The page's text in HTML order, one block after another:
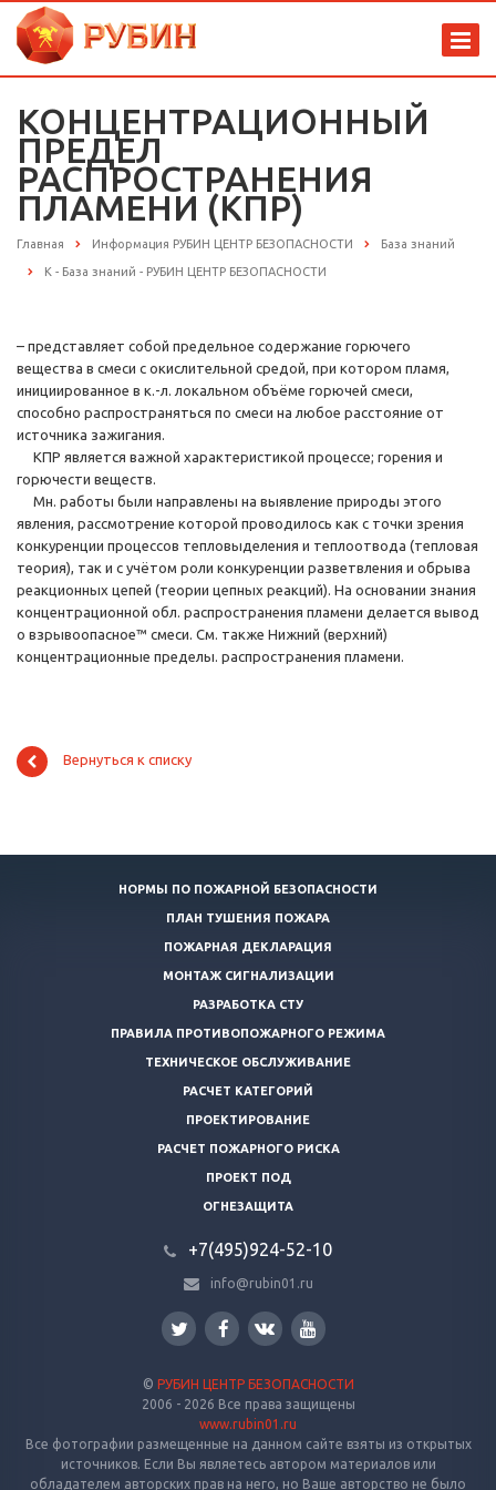
КОНЦЕНТРАЦИОННЫЙ
ПРЕДЕЛ
РАСПРОСТРАНЕНИЯ
ПЛАМЕНИ (КПР)
Главная Информация РУБИН ЦЕНТР БЕЗОПАСНОСТИ База знаний
К - База знаний - РУБИН ЦЕНТР БЕЗОПАСНОСТИ
– представляет собой предельное содержание горючего
вещества в смеси с окислительной средой, при котором пламя,
инициированное в к.-л. локальном объёме горючей смеси,
способно распространяться по смеси на любое расстояние от
источника зажигания.
КПР является важной характеристикой процессе; горения и
горючести веществ.
Мн. работы были направлены на выявление природы этого
явления, рассмотрение которой проводилось как с точки зрения
конкуренции процессов тепловыделения и теплоотвода (тепловая
теория), так и с учётом роли конкуренции разветвления и обрыва
реакционных цепей (теории цепных реакций). На основании знания
концентрационной обл. распространения пламени делается вывод
о взрывоопасное™ смеси. См. также Нижний (верхний)
концентрационные пределы. распространения пламени.
Вернуться к списку
НОРМЫ ПО ПОЖАРНОЙ БЕЗОПАСНОСТИ
ПЛАН ТУШЕНИЯ ПОЖАРА
ПОЖАРНАЯ ДЕКЛАРАЦИЯ
МОНТАЖ СИГНАЛИЗАЦИИ
РАЗРАБОТКА СТУ
ПРАВИЛА ПРОТИВОПОЖАРНОГО РЕЖИМА
ТЕХНИЧЕСКОЕ ОБСЛУЖИВАНИЕ
РАСЧЕТ КАТЕГОРИЙ
ПРОЕКТИРОВАНИЕ
РАСЧЕТ ПОЖАРНОГО РИСКА
ПРОЕКТ ПОД
ОГНЕЗАЩИТА
+7(495)924-52-10
info@rubin01.ru
© РУБИН ЦЕНТР БЕЗОПАСНОСТИ
2006 - 2026 Все права защищены
www.rubin01.ru
Все фотографии размещенные на данном сайте взяты из открытых
источников. Если Вы являетесь автором материалов или
обладателем авторских прав на него, но Ваше авторство не было